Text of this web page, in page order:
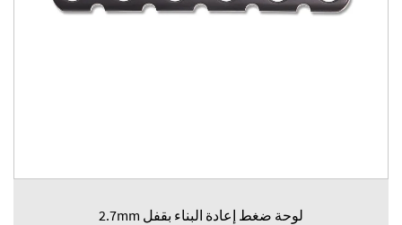
لوحة ضغط إعادة البناء بقفل 2.7mm